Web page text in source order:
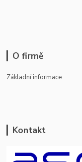
O firmě
Základní informace
Kontakt